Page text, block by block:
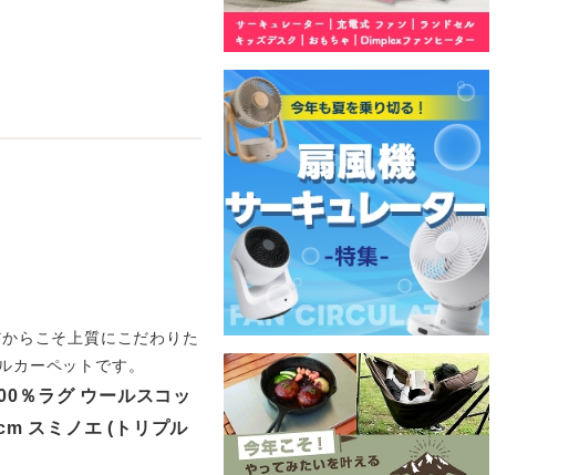
らこそ上質にこだわりた
カーペットです。
％ラグ ウールスコッ
スミノエ (トリプル